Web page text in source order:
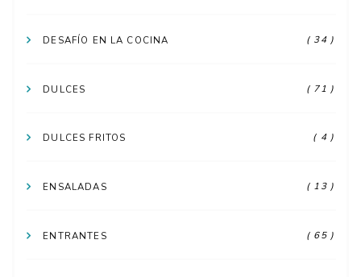
DESAFÍO EN LA COCINA ( 34 )
DULCES ( 71 )
DULCES FRITOS ( 4 )
ENSALADAS ( 13 )
ENTRANTES ( 65 )